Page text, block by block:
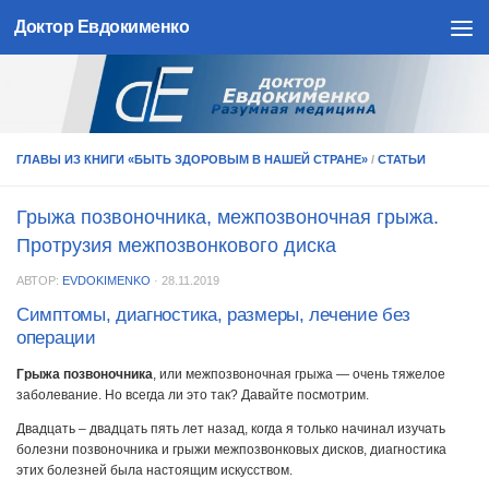
Skip to content
Доктор Евдокименко
ГЛАВЫ ИЗ КНИГИ «БЫТЬ ЗДОРОВЫМ В НАШЕЙ СТРАНЕ» / СТАТЬИ
Грыжа позвоночника, межпозвоночная грыжа.
Протрузия межпозвонкового диска
АВТОР: EVDOKIMENKO · 28.11.2019
Симптомы, диагностика, размеры, лечение без
операции
Грыжа позвоночника , или межпозвоночная грыжа — очень тяжелое
заболевание. Но всегда ли это так? Давайте посмотрим.
Двадцать – двадцать пять лет назад, когда я только начинал изучать
болезни позвоночника и грыжи межпозвонковых дисков, диагностика
этих болезней была настоящим искусством.